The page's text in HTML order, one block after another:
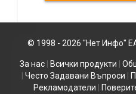
© 1998 - 2026 "Нет Инфо"
За нас| Всички продукти
Често Задавани Въпроси
Рекламодатели